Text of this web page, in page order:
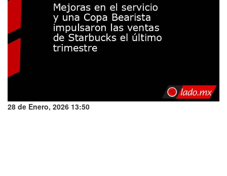
28 de Enero, 2026 13:50